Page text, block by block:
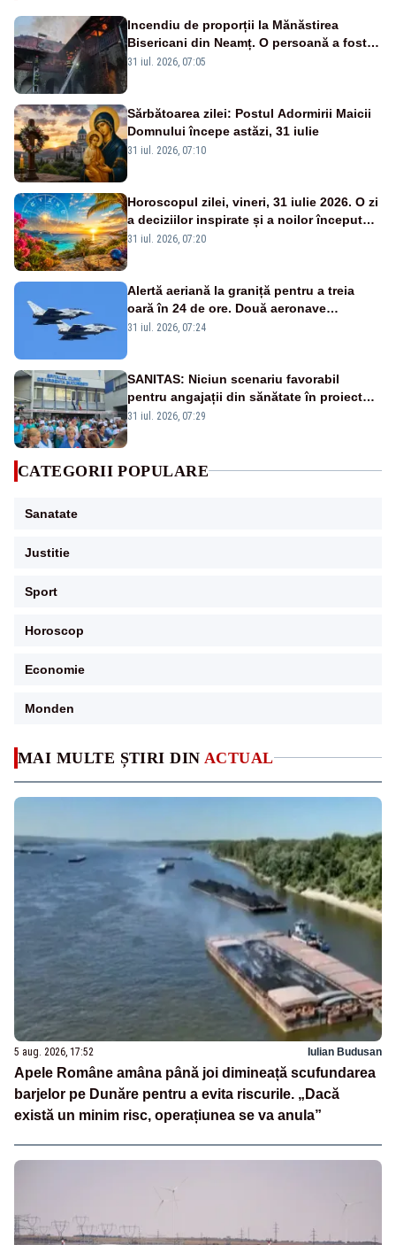
MAI MULTE ȘTIRI DIN ACTUAL
5 aug. 2026, 17:52 Iulian Budusan
Apele Române amâna până joi dimineață scufundarea
barjelor pe Dunăre pentru a evita riscurile. „Dacă
există un minim risc, operațiunea se va anula”
Incendiu de proporții la Mănăstirea
Bisericani din Neamț. O persoană a fost
găsită carbonizată - FOTO/ VIDEO
31 iul. 2026, 07:05
Sărbătoarea zilei: Postul Adormirii Maicii
Domnului începe astăzi, 31 iulie
31 iul. 2026, 07:10
Horoscopul zilei, vineri, 31 iulie 2026. O zi
a deciziilor inspirate și a noilor începuturi.
Vezi zodiile vizate
31 iul. 2026, 07:20
Alertă aeriană la graniță pentru a treia
oară în 24 de ore. Două aeronave
Eurofighter britanice au fost ridicate de la
31 iul. 2026, 07:24
SANITAS: Niciun scenariu favorabil
pentru angajații din sănătate în proiectul
Legii salarizării
31 iul. 2026, 07:29
CATEGORII POPULARE
Sanatate
Justitie
Sport
Horoscop
Economie
Monden